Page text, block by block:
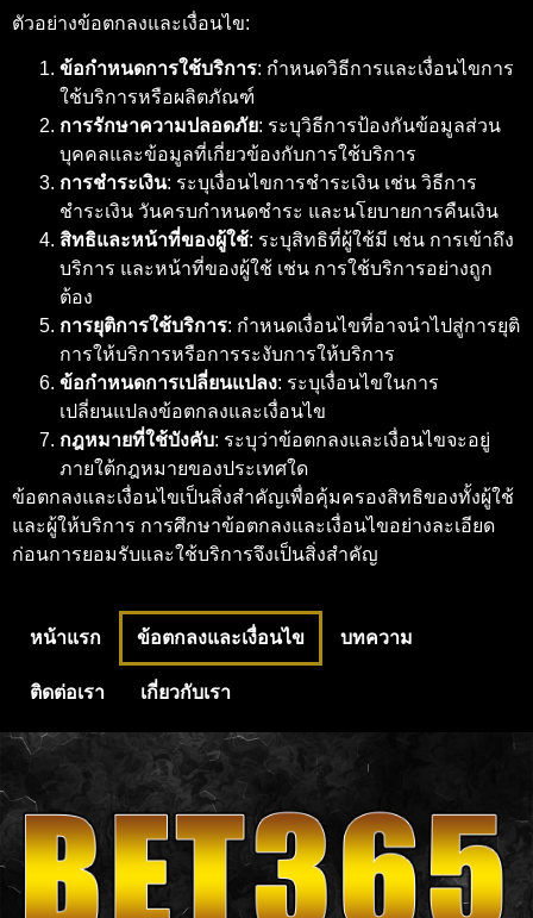
ตัวอย่างข้อตกลงและเงื่อนไข:
ข้อกำหนดการใช้บริการ: กำหนดวิธีการและเงื่อนไขการ
ใช้บริการหรือผลิตภัณฑ์
การรักษาความปลอดภัย: ระบุวิธีการป้องกันข้อมูลส่วน
บุคคลและข้อมูลที่เกี่ยวข้องกับการใช้บริการ
การชำระเงิน: ระบุเงื่อนไขการชำระเงิน เช่น วิธีการ
ชำระเงิน วันครบกำหนดชำระ และนโยบายการคืนเงิน
สิทธิและหน้าที่ของผู้ใช้: ระบุสิทธิที่ผู้ใช้มี เช่น การเข้าถึง
บริการ และหน้าที่ของผู้ใช้ เช่น การใช้บริการอย่างถูก
ต้อง
การยุติการใช้บริการ: กำหนดเงื่อนไขที่อาจนำไปสู่การยุติ
การให้บริการหรือการระงับการให้บริการ
ข้อกำหนดการเปลี่ยนแปลง: ระบุเงื่อนไขในการ
เปลี่ยนแปลงข้อตกลงและเงื่อนไข
กฎหมายที่ใช้บังคับ: ระบุว่าข้อตกลงและเงื่อนไขจะอยู่
ภายใต้กฎหมายของประเทศใด
ข้อตกลงและเงื่อนไขเป็นสิ่งสำคัญเพื่อคุ้มครองสิทธิของทั้งผู้ใช้
และผู้ให้บริการ การศึกษาข้อตกลงและเงื่อนไขอย่างละเอียด
ก่อนการยอมรับและใช้บริการจึงเป็นสิ่งสำคัญ
หน้าแรก ข้อตกลงและเงื่อนไข บทความ
ติดต่อเรา เกี่ยวกับเรา